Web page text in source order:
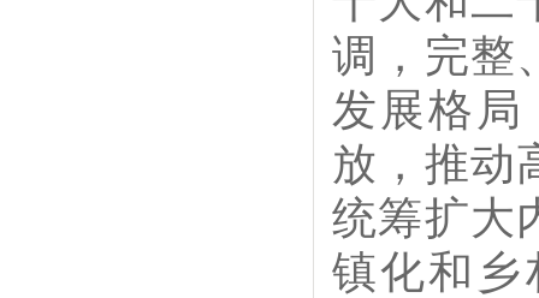
调，完整
发展格
放，推动
统筹扩大
镇化和乡